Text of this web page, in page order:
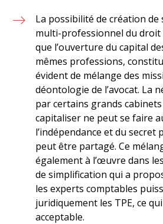
La possibilité de création de
multi-professionnel du droit
que l’ouverture du capital
mêmes professions,
évident de mélange des
déontologie de l’avocat. La
par certains grands cabinets
capitaliser ne peut se faire
l’indépendance et du
peut être partagé. Ce
également à l’œuvre dans
de simplification qui a
les experts comptables
juridiquement les TPE, ce qui
acceptable.